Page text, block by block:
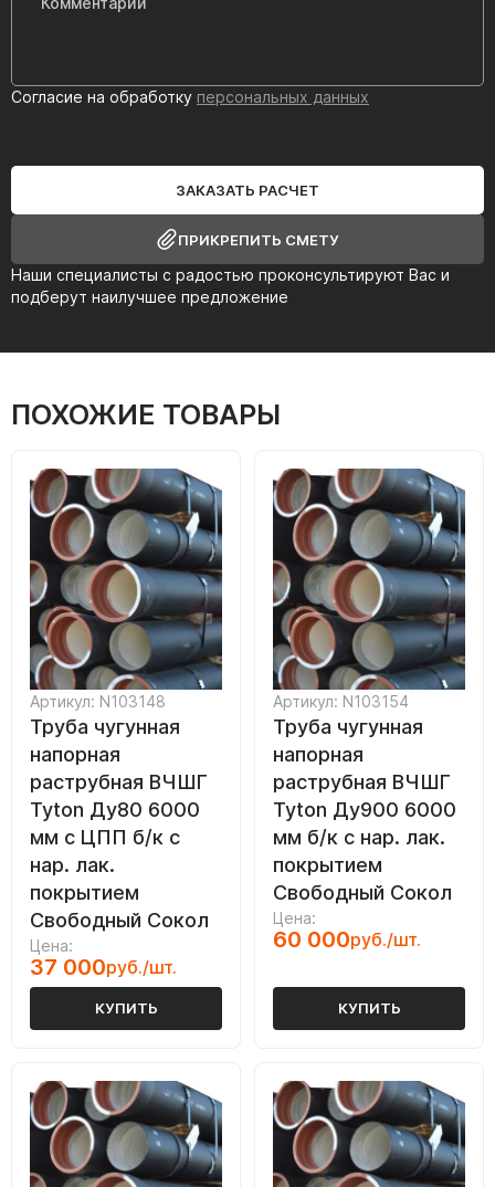
Наши специалисты с радостью проконсультируют Вас и
подберут наилучшее предложение
Согласие на обработку персональных данных
ЗАКАЗАТЬ РАСЧЕТ
ПРИКРЕПИТЬ СМЕТУ
ПОХОЖИЕ ТОВАРЫ
Артикул: N103148
Труба чугунная
напорная
раструбная ВЧШГ
Tyton Ду80 6000
мм с ЦПП б/к с
нар. лак.
покрытием
Свободный Сокол
Цена:
37 000руб./шт.
КУПИТЬ
Артикул: N103154
Труба чугунная
напорная
раструбная ВЧШГ
Tyton Ду900 6000
мм б/к с нар. лак.
покрытием
Свободный Сокол
Цена:
60 000руб./шт.
КУПИТЬ